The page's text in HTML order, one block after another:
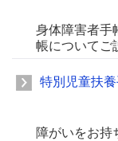
身体障害者手
帳についてご
特別児童扶養
障がいをお持